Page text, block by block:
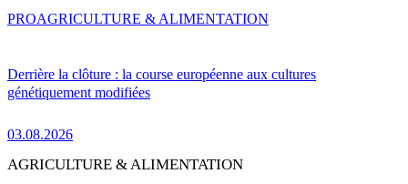
Derrière la clôture : la course européenne aux cultures
génétiquement modifiées
03.08.2026
PROAGRICULTURE & ALIMENTATION
AGRICULTURE & ALIMENTATION